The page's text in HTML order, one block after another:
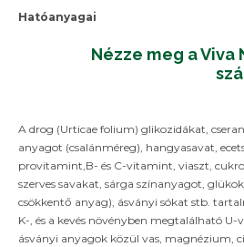
Hatóanyagai
Nézze meg a Viva
A drog (Urticae folium) glikozidákat,
anyagot (csalánméreg), hangyasavat,
provitamint,B- és C-vitamint, viaszt,
szerves savakat, sárga színanyagot,
csökkentő anyag), ásványi sókat stb.
K-, és a kevés növényben megtalálható
ásványi anyagok közül vas, magnézium,